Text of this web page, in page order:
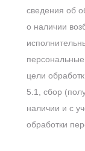
сведения об
о наличии
цели
5.1, сбор
наличии и с
обработки